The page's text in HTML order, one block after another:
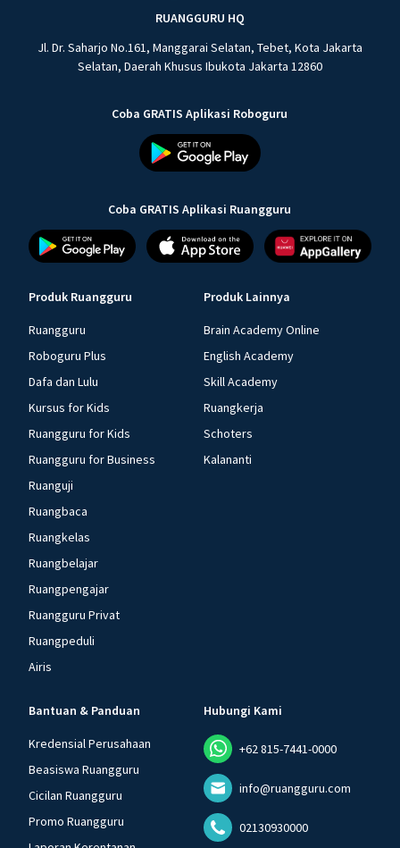
RUANGGURU HQ
Jl. Dr. Saharjo No.161, Manggarai Selatan, Tebet, Kota Jakarta
Selatan, Daerah Khusus Ibukota Jakarta 12860
Coba GRATIS Aplikasi Roboguru
Coba GRATIS Aplikasi Ruangguru
Produk Ruangguru
Ruangguru
Roboguru Plus
Dafa dan Lulu
Kursus for Kids
Ruangguru for Kids
Ruangguru for Business
Ruanguji
Ruangbaca
Ruangkelas
Ruangbelajar
Ruangpengajar
Ruangguru Privat
Ruangpeduli
Airis
Produk Lainnya
Brain Academy Online
English Academy
Skill Academy
Ruangkerja
Schoters
Kalananti
Bantuan & Panduan
Kredensial Perusahaan
Beasiswa Ruangguru
Cicilan Ruangguru
Promo Ruangguru
Hubungi Kami
+62 815-7441-0000
info@ruangguru.com
02130930000